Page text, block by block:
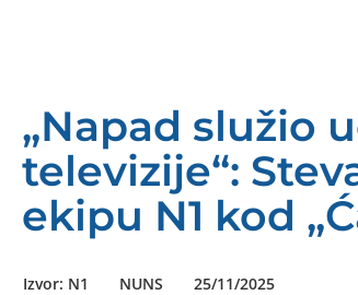
„Napad služio
televizije“:
ekipu N1 kod
Izvor: N1 NUNS 25/11/2025